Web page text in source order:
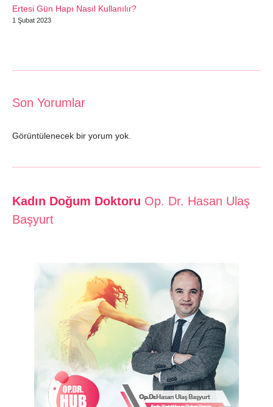
Ertesi Gün Hapı Nasıl Kullanılır?
1 Şubat 2023
Son Yorumlar
Görüntülenecek bir yorum yok.
Kadın Doğum Doktoru Op. Dr. Hasan Ulaş
Başyurt